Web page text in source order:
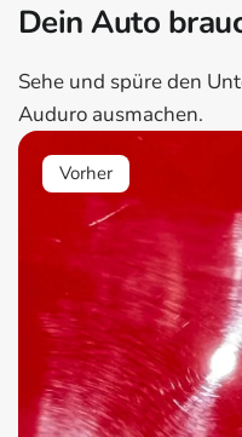
Dein Auto
Sehe und spüre den
Auduro ausmachen.
Vorher